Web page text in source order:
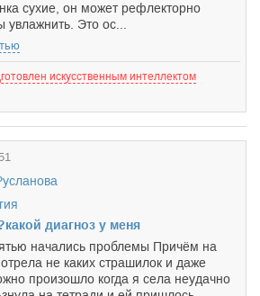
сухие, он может рефлекторно
увлажнить. Это ос...
искусственным интеллектом
диагноз у меня
начались проблемы Причём на
не каких страшилок и даже
произошло когда я села неудачно